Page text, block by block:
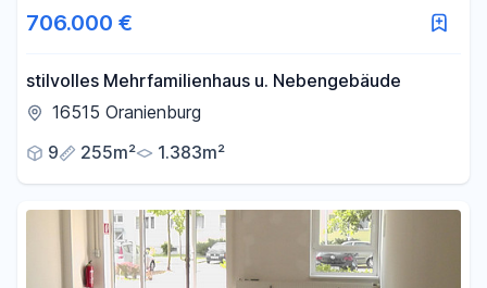
706.000 €
stilvolles Mehrfamilienhaus u. Nebengebäude
16515 Oranienburg
9
255m² 1.383m²